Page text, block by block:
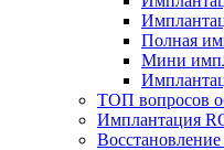
Полная
Мини
ТОП вопросов
Имплантация